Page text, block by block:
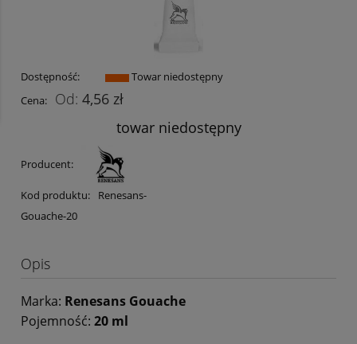
Dostępność:
Towar niedostępny
Cena:
4,56 zł
towar niedostępny
Producent:
Kod produktu:
Renesans-
Gouache-20
Opis
Marka: Renesans Gouache
Pojemność: 20 ml